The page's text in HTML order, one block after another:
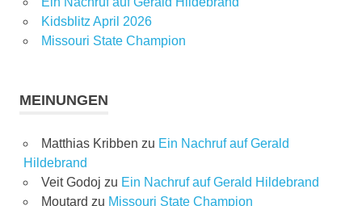
Kidsblitz April 2026
Missouri State Champion
MEINUNGEN
Matthias Kribben zu Ein Nachruf auf Gerald
Hildebrand
Veit Godoj zu Ein Nachruf auf Gerald Hildebrand
Moutard zu Missouri State Champion